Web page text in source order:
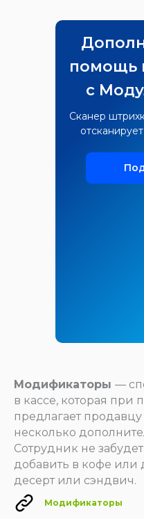
помощь
с
Сканер
Модификаторы —
в кассе, которая при
предлагает
несколько
Сотрудник не
добавить в кофе или
десерт или сэндвич.
Модификаторы
Купить онлайн-кассу:
Оцените нас: